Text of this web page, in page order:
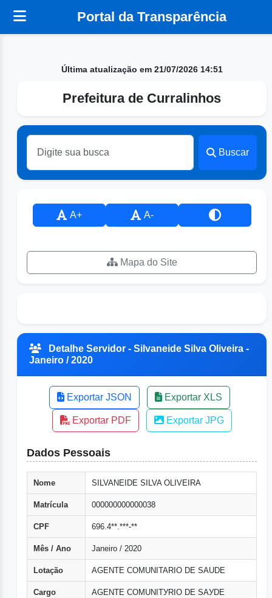
Portal da Transparência
Última atualização em 21/07/2026 14:51
Prefeitura de Curralinhos
Buscar
A+ A-
Mapa do Site
Detalhe Servidor - Silvaneide Silva Oliveira -
Janeiro / 2020
Exportar JSON Exportar XLS
Exportar PDF Exportar JPG
Dados Pessoais
Nome SILVANEIDE SILVA OLIVEIRA
Matrícula 000000000000038
CPF 696.4**.***-**
Mês / Ano Janeiro / 2020
Lotação AGENTE COMUNITARIO DE SAUDE
Cargo AGENTE COMUNITУRIO DE SAУDE